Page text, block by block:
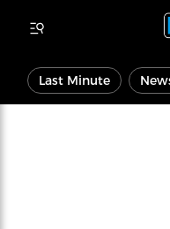
Last Minute